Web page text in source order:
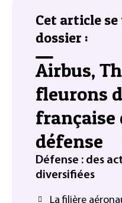
Cet article
dossier :
Airbus,
fleurons
française
défense
Défense : des
diversifiées
La filière